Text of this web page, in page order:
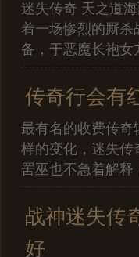
迷失传奇 天之道
着一场惨烈的厮杀
备，于恶魔长袍女
传奇行会有
最有名的收费传奇
样的变化，迷失传
罟巫也不急着解释
战神迷失传
好